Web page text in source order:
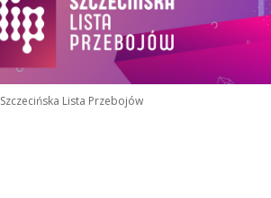
Szczecińska Lista Przebojów